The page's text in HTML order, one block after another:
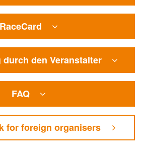
RaceCard
den Veranstalter
FAQ
for foreign organisers